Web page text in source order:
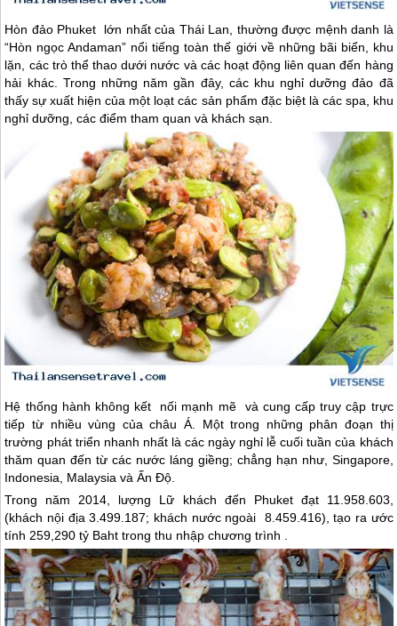
Hòn đảo Phuket lớn nhất của Thái Lan, thường được mệnh danh là
“Hòn ngọc Andaman” nổi tiếng toàn thế giới về những bãi biển, khu
lặn, các trò thể thao dưới nước và các hoạt động liên quan đến hàng
hải khác. Trong những năm gần đây, các khu nghỉ dưỡng đảo đã
thấy sự xuất hiện của một loạt các sản phẩm đặc biệt là các spa, khu
nghỉ dưỡng, các điểm tham quan và khách sạn.
Hệ thống hành không kết nối mạnh mẽ và cung cấp truy cập trực
tiếp từ nhiều vùng của châu Á. Một trong những phân đoạn thị
trường phát triển nhanh nhất là các ngày nghỉ lễ cuối tuần của khách
thăm quan đến từ các nước láng giềng; chẳng hạn như, Singapore,
Indonesia, Malaysia và Ấn Độ.
Trong năm 2014, lượng Lữ khách đến Phuket đạt 11.958.603,
(khách nội địa 3.499.187; khách nước ngoài 8.459.416), tạo ra ước
tính 259,290 tỷ Baht trong thu nhập chương trình .